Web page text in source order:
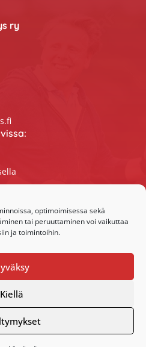
optimoimisessa sekä
tai peruuttaminen voi vaikuttaa
ja toimintoihin.
Kiellä
ry
9-15